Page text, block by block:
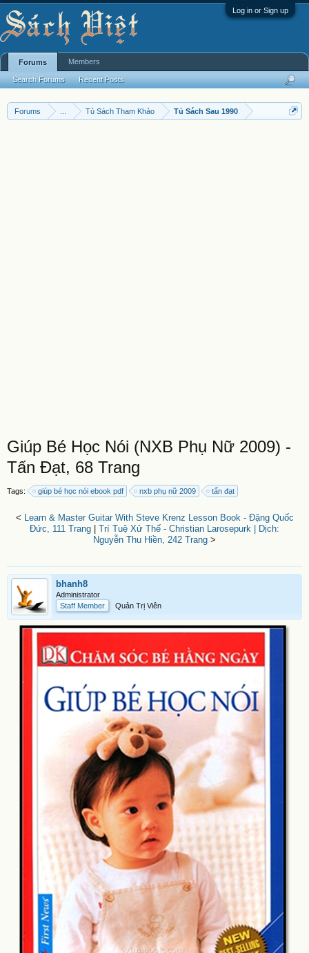
Log in or Sign up
Forums Tủ Sách Tham Khảo Tủ Sách Sau 1990
Giúp Bé Học Nói (NXB Phụ Nữ 2009) -
Tấn Đạt, 68 Trang
Tags: giúp bé học nói ebook pdf nxb phụ nữ 2009 tấn đạt
< Learn & Master Guitar With Steve Krenz Lesson Book - Đặng Quốc
Đức, 111 Trang
Trí Tuệ Xử Thế - Christian Larosepurk | Dịch:
Nguyễn Thu Hiền, 242 Trang >
bhanh8
Administrator
Staff Member
Quản Trị Viên
Forums
Search Forums Recent Posts
Members